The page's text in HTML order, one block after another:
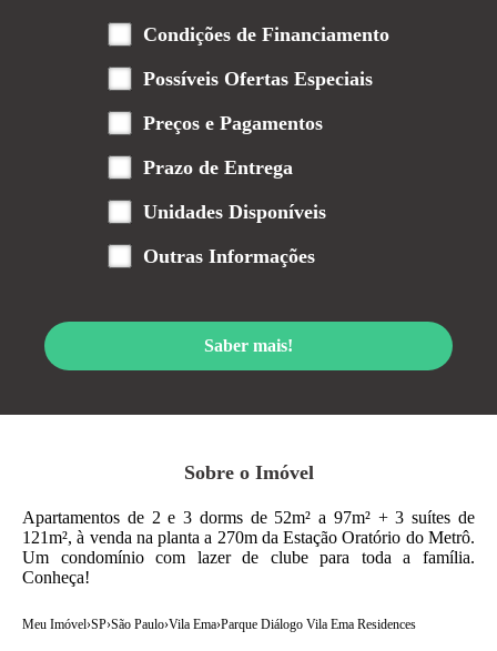
Sobre o Imóvel
Apartamentos de 2 e 3 dorms de 52m² a 97m² + 3 suítes de
121m², à venda na planta a 270m da Estação Oratório do Metrô.
Um condomínio com lazer de clube para toda a família.
Conheça!
Meu Imóvel›SP›São Paulo›Vila Ema›Parque Diálogo Vila Ema Residences
Condições de Financiamento
Possíveis Ofertas Especiais
Preços e Pagamentos
Prazo de Entrega
Unidades Disponíveis
Outras Informações
Saber mais!